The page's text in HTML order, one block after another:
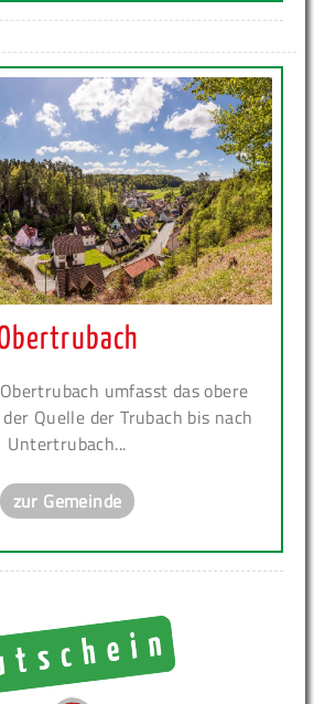
umfasst das obere
Quelle der Trubach bis nach
Untertrubach...
zur Gemeinde